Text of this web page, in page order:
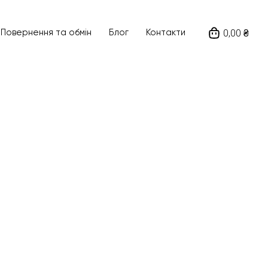
Повернення та обмін Блог Контакти 0,00 ₴